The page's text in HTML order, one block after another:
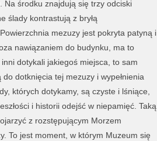
Na środku znajdują się trzy odciski
ślady kontrastują z bryłą
mezuzy jest pokryta patyną i
nawiązaniem do budynku, ma to
dotykali jakiegoś miejsca, to sam
dotknięcia tej mezuzy i wypełnienia
których dotykamy, są czyste i lśniące,
i historii odejść w niepamięć. Taką
z rozstępującym Morzem
To jest moment, w którym Muzeum się